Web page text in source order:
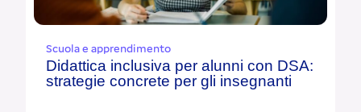
Scuola e apprendimento
Didattica inclusiva per alunni con DSA:
strategie concrete per gli insegnanti